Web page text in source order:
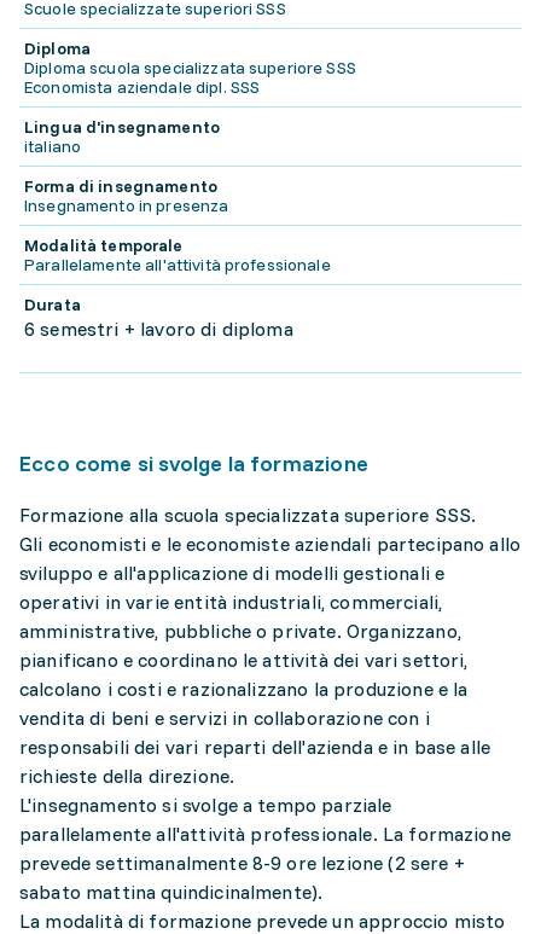
Scuole specializzate superiori SSS
Diploma
Diploma scuola specializzata superiore SSS
Economista aziendale dipl. SSS
Lingua d'insegnamento
italiano
Forma di insegnamento
Insegnamento in presenza
Modalità temporale
Parallelamente all'attività professionale
Durata
6 semestri + lavoro di diploma
Ecco come si svolge la formazione
Formazione alla scuola specializzata superiore SSS.
Gli economisti e le economiste aziendali partecipano allo
sviluppo e all'applicazione di modelli gestionali e
operativi in varie entità industriali, commerciali,
amministrative, pubbliche o private. Organizzano,
pianificano e coordinano le attività dei vari settori,
calcolano i costi e razionalizzano la produzione e la
vendita di beni e servizi in collaborazione con i
responsabili dei vari reparti dell'azienda e in base alle
richieste della direzione.
L'insegnamento si svolge a tempo parziale
parallelamente all'attività professionale. La formazione
prevede settimanalmente 8-9 ore lezione (2 sere +
sabato mattina quindicinalmente).
La modalità di formazione prevede un approccio misto